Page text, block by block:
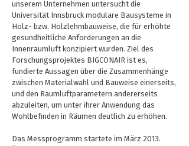
unserem Unternehmen untersucht die
Universität Innsbruck modulare Bausysteme in
Holz- bzw. Holzlehmbauweise, die für erhöhte
gesundheitliche Anforderungen an die
Innenraumluft konzipiert wurden. Ziel des
Forschungsprojektes BIGCONAIR ist es,
fundierte Aussagen über die Zusammenhänge
zwischen Materialwahl und Bauweise einerseits,
und den Raumluftparametern andererseits
abzuleiten, um unter ihrer Anwendung das
Wohlbefinden in Räumen deutlich zu erhöhen.
Das Messprogramm startete im März 2013.